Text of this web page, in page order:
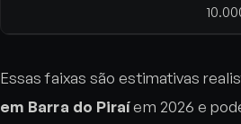
Essas faixas são estimativas
em Barra do Piraíem 2026 e